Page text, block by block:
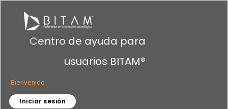
Centro de ayuda para
usuarios BITAM®
Bienvenido
Iniciar sesión